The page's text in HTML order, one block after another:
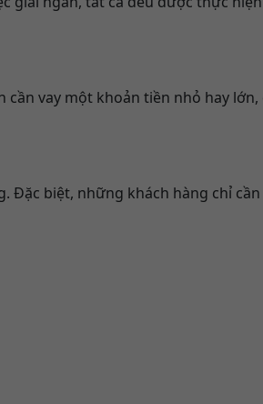
cần vay một khoản tiền nhỏ hay
Đặc biệt, những khách hàng chỉ